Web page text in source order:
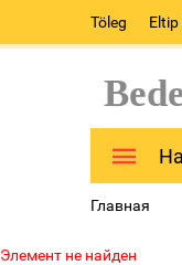
Töleg
Главная
Элемент не найден